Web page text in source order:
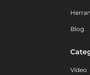
Blog
Vídeo